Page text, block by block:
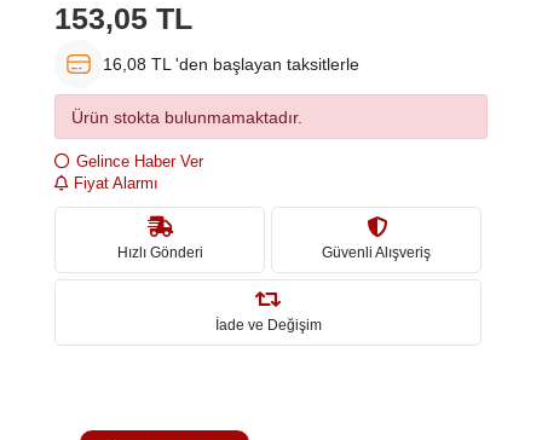
153,05 TL
16,08 TL 'den başlayan taksitlerle
Ürün stokta bulunmamaktadır.
Gelince Haber Ver
Fiyat Alarmı
Hızlı Gönderi Güvenli Alışveriş
İade ve Değişim